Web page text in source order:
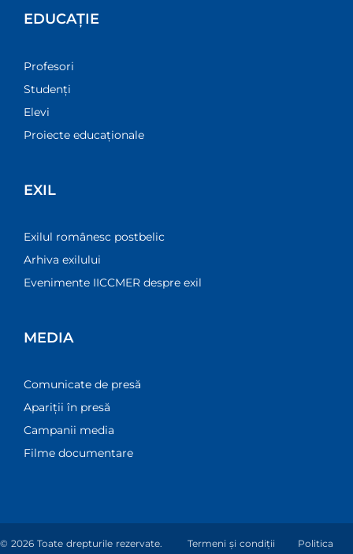
EDUCAȚIE
Profesori
Studenți
Elevi
Proiecte educaționale
EXIL
Exilul românesc postbelic
Arhiva exilului
Evenimente IICCMER despre exil
MEDIA
Comunicate de presă
Apariții în presă
Campanii media
Filme documentare
© 2026 Toate drepturile rezervate.Termeni și condiții Politica